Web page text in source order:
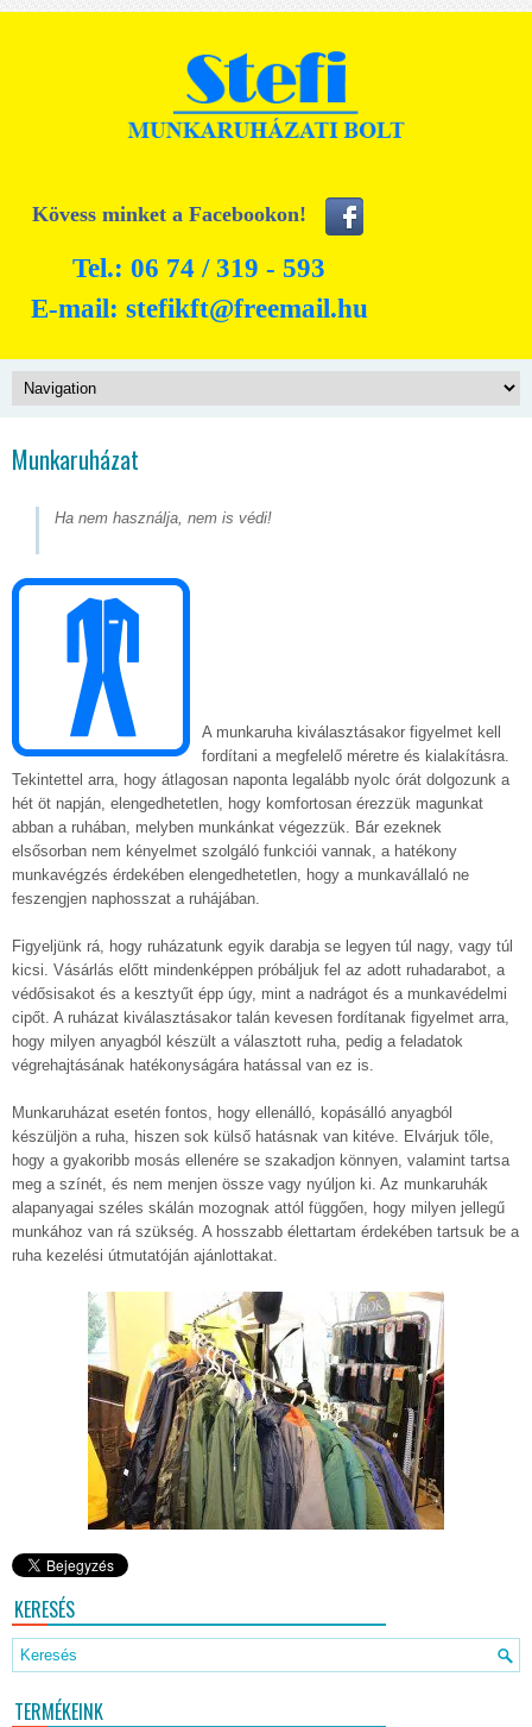
Kövess minket a Facebookon!
Tel.: 06 74 / 319 - 593
E-mail: stefikft@freemail.hu
Munkaruházat
Ha nem használja, nem is védi!
A munkaruha kiválasztásakor figyelmet kell
fordítani a megfelelő méretre és kialakításra.
Tekintettel arra, hogy átlagosan naponta legalább nyolc órát dolgozunk a
hét öt napján, elengedhetetlen, hogy komfortosan érezzük magunkat
abban a ruhában, melyben munkánkat végezzük. Bár ezeknek
elsősorban nem kényelmet szolgáló funkciói vannak, a hatékony
munkavégzés érdekében elengedhetetlen, hogy a munkavállaló ne
feszengjen naphosszat a ruhájában.
Figyeljünk rá, hogy ruházatunk egyik darabja se legyen túl nagy, vagy túl
kicsi. Vásárlás előtt mindenképpen próbáljuk fel az adott ruhadarabot, a
védősisakot és a kesztyűt épp úgy, mint a nadrágot és a munkavédelmi
cipőt. A ruházat kiválasztásakor talán kevesen fordítanak figyelmet arra,
hogy milyen anyagból készült a választott ruha, pedig a feladatok
végrehajtásának hatékonyságára hatással van ez is.
Munkaruházat esetén fontos, hogy ellenálló, kopásálló anyagból
készüljön a ruha, hiszen sok külső hatásnak van kitéve. Elvárjuk tőle,
hogy a gyakoribb mosás ellenére se szakadjon könnyen, valamint tartsa
meg a színét, és nem menjen össze vagy nyúljon ki. Az munkaruhák
alapanyagai széles skálán mozognak attól függően, hogy milyen jellegű
munkához van rá szükség. A hosszabb élettartam érdekében tartsuk be a
ruha kezelési útmutatóján ajánlottakat.
KERESÉS
TERMÉKEINK